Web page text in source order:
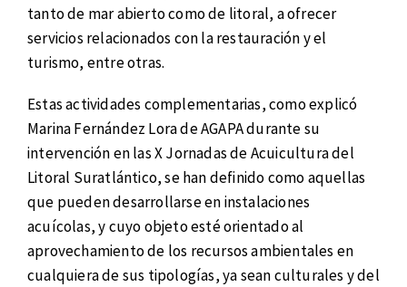
tanto de mar abierto como de litoral, a ofrecer
servicios relacionados con la restauración y el
turismo, entre otras.
Estas actividades complementarias, como explicó
Marina Fernández Lora de AGAPA durante su
intervención en las X Jornadas de Acuicultura del
Litoral Suratlántico, se han definido como aquellas
que pueden desarrollarse en instalaciones
acuícolas, y cuyo objeto esté orientado al
aprovechamiento de los recursos ambientales en
cualquiera de sus tipologías, ya sean culturales y del